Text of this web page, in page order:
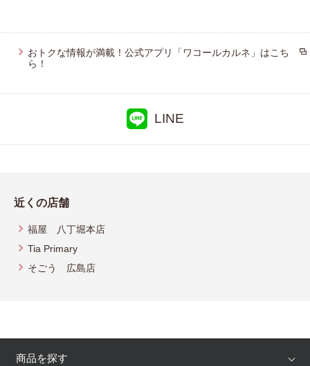
おトクな情報が満載！公式アプリ「ワコールカルネ」はこち
ら！
LINE
近くの店舗
福屋 八丁堀本店
Tia Primary
そごう 広島店
商品を探す